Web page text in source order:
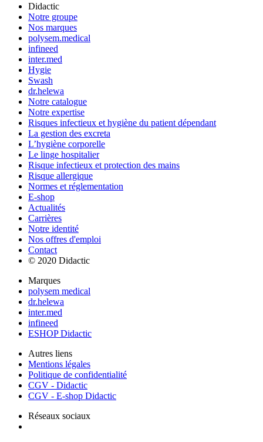
Didactic
Notre groupe
Nos marques
polysem.medical
infineed
inter.med
Hygie
Swash
dr.helewa
Notre catalogue
Notre expertise
Risques infectieux et hygiène du patient dépendant
La gestion des excreta
L’hygiène corporelle
Le linge hospitalier
Risque infectieux et protection des mains
Risque allergique
Normes et réglementation
E-shop
Actualités
Carrières
Notre identité
Nos offres d'emploi
Contact
© 2020 Didactic
Marques
polysem medical
dr.helewa
inter.med
infineed
ESHOP Didactic
Autres liens
Mentions légales
Politique de confidentialité
CGV - Didactic
CGV - E-shop Didactic
Réseaux sociaux